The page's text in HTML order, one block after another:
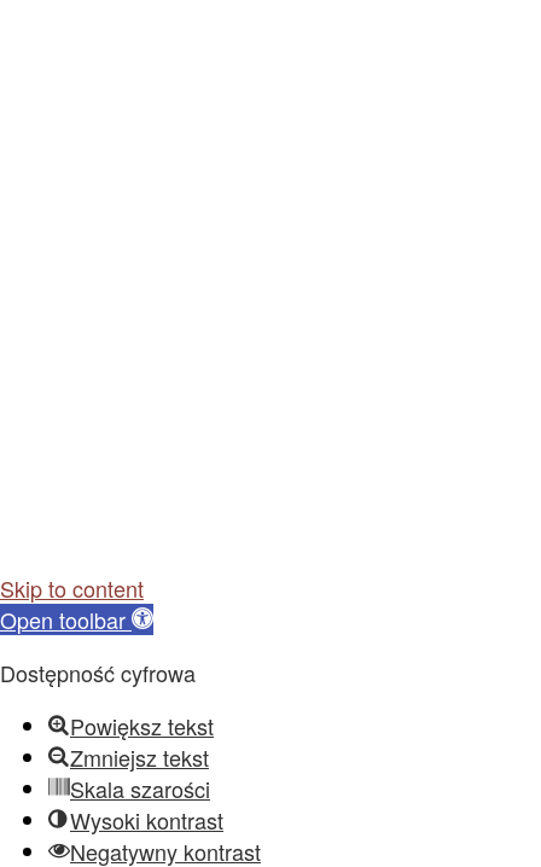
Skip to content
Open toolbar
Dostępność cyfrowa
Powiększ tekst
Zmniejsz tekst
Skala szarości
Wysoki kontrast
Negatywny kontrast